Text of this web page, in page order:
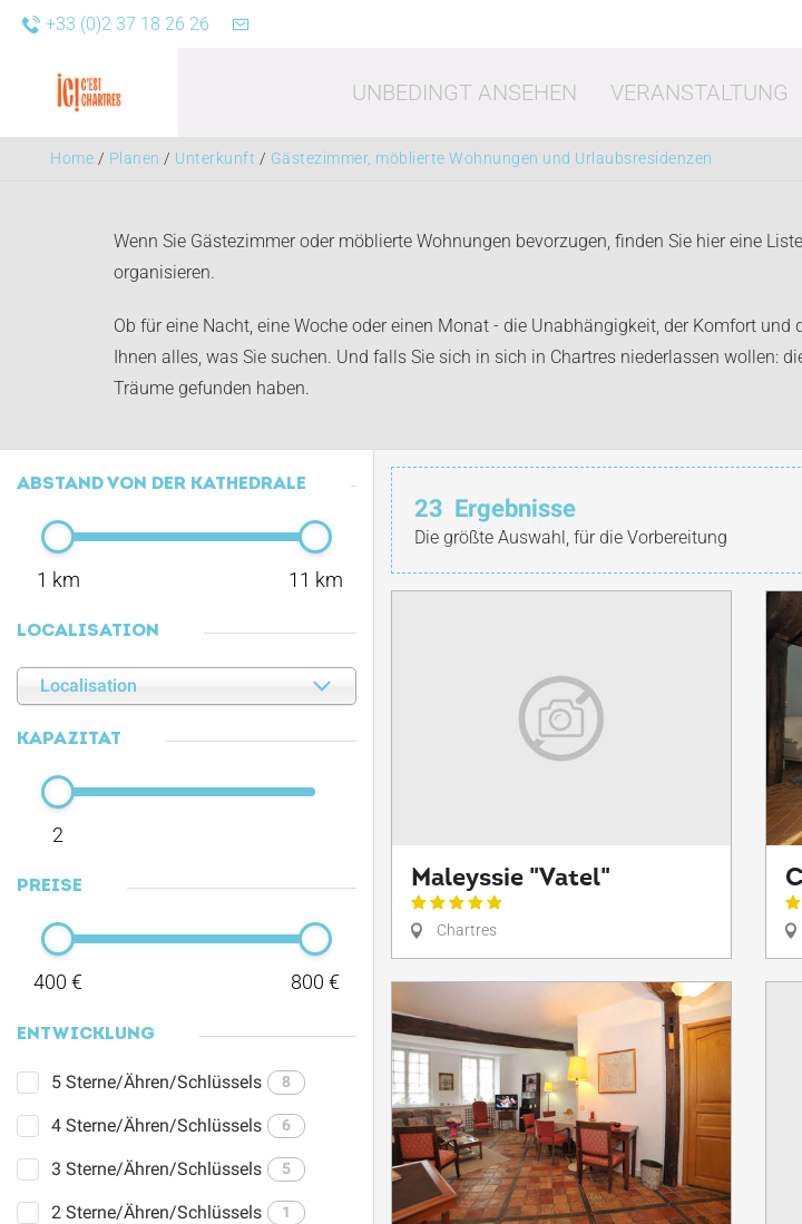
+33 (0)2 37 18 26 26
UNBEDINGT ANSEHEN VERANSTALTUNG
Freizeit Shopping
Home / Planen / Unterkunft / Gästezimmer, möblierte Wohnungen und Urlaubsresidenzen
Wenn Sie Gästezimmer oder möblierte Wohnungen bevorzugen, finden Sie hier eine
organisieren.
Ob für eine Nacht, eine Woche oder einen Monat - die Unabhängigkeit, der Komfort
Ihnen alles, was Sie suchen. Und falls Sie sich in sich in Chartres niederlassen wollen:
Träume gefunden haben.
ABSTAND VON DER KATHEDRALE
1 km 11 km
LOCALISATION
Localisation
KAPAZITÄT
2
PREISE
400 € 800 €
ENTWICKLUNG
5 Sterne/Ähren/Schlüssels 8
4 Sterne/Ähren/Schlüssels 6
3 Sterne/Ähren/Schlüssels 5
2 Sterne/Ähren/Schlüssels 1
23 Ergebnisse
Die größte Auswahl, für die Vorbereitung
Maleyssie "Vatel"
Chartres